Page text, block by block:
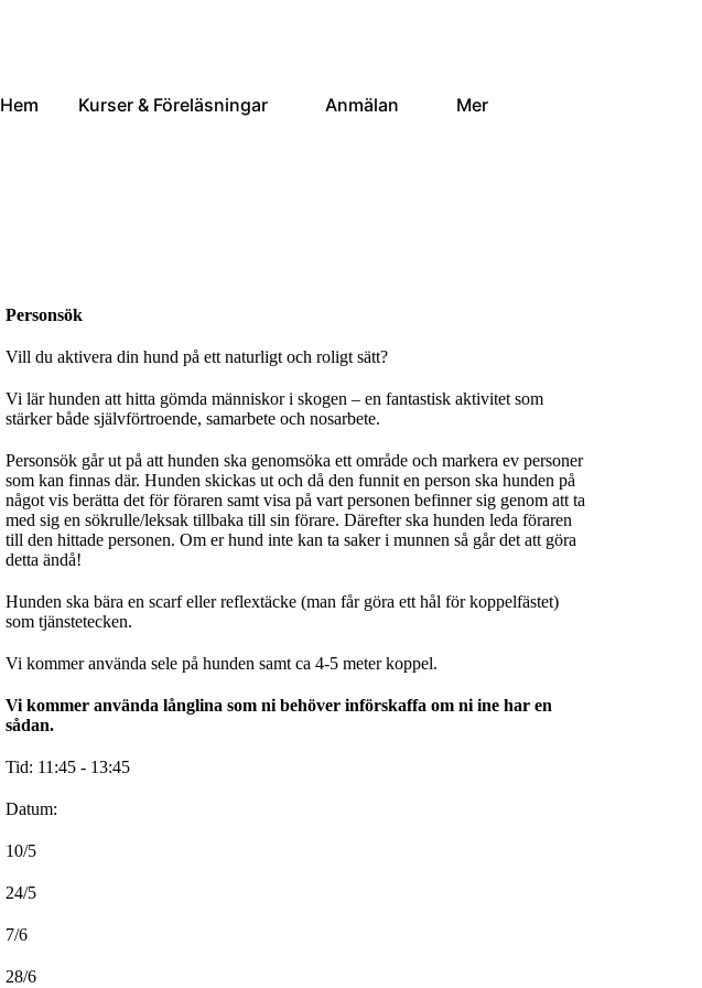
Hem Kurser & Föreläsningar Anmälan Mer
Personsök
Vill du aktivera din hund på ett naturligt och roligt sätt?
Vi lär hunden att hitta gömda människor i skogen – en fantastisk aktivitet som
stärker både självförtroende, samarbete och nosarbete.
Personsök går ut på att hunden ska genomsöka ett område och markera ev personer
som kan finnas där. Hunden skickas ut och då den funnit en person ska hunden på
något vis berätta det för föraren samt visa på vart personen befinner sig genom att ta
med sig en sökrulle/leksak tillbaka till sin förare. Därefter ska hunden leda föraren
till den hittade personen. Om er hund inte kan ta saker i munnen så går det att göra
detta ändå!
Hunden ska bära en scarf eller reflextäcke (man får göra ett hål för koppelfästet)
som tjänstetecken.
Vi kommer använda sele på hunden samt ca 4-5 meter koppel.
Vi kommer använda långlina som ni behöver införskaffa om ni ine har en
sådan.
Tid: 11:45 - 13:45
Datum:
10/5
24/5
7/6
28/6